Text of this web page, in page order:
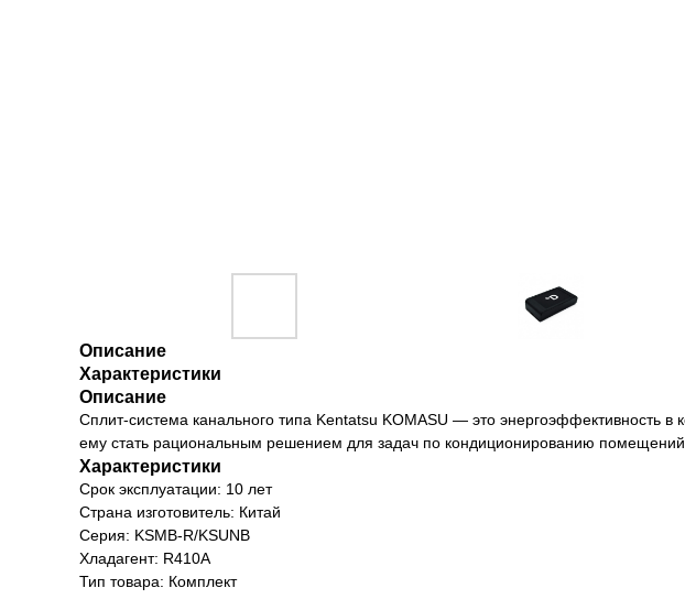
Описание
Характеристики
Описание
Сплит-система канального типа Kentatsu KOMASU — это энергоэффективность
ему стать рациональным решением для задач по кондиционированию
Характеристики
Срок эксплуатации: 10 лет
Страна изготовитель: Китай
Серия: KSMB-R/KSUNB
Хладагент: R410A
Тип товара: Комплект